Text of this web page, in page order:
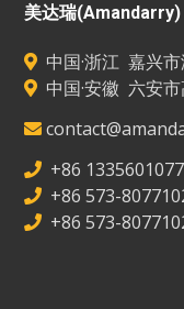
美达瑞(Amandarry)
中国·浙江嘉兴
中国·安徽 六安
contact
+86
+86 573-
+86 573-